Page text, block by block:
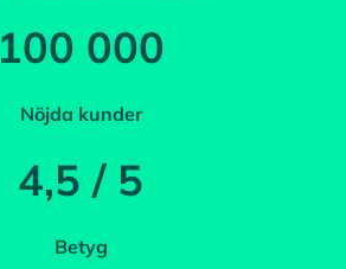
100 000
Nöjda kunder
4,5 / 5
Betyg